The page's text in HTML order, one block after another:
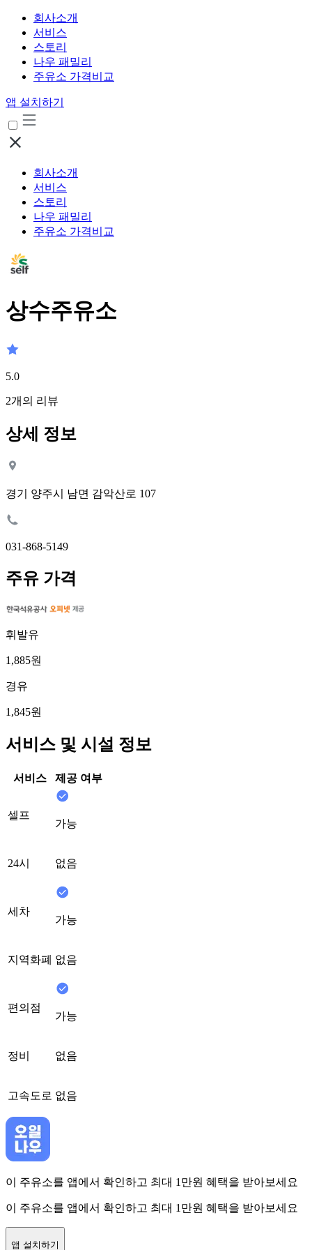
회사소개
서비스
스토리
나우 패밀리
주유소 가격비교
앱 설치하기
회사소개
서비스
스토리
나우 패밀리
주유소 가격비교
상수주유소
5.0
2개의 리뷰
상세 정보
경기 양주시 남면 감악산로 107
031-868-5149
주유 가격
휘발유
1,885원
경유
1,845원
서비스 및 시설 정보
서비스 제공 여부
셀프
가능
24시 없음
세차
가능
지역화폐 없음
편의점
가능
정비 없음
고속도로 없음
이 주유소를 앱에서 확인하고 최대 1만원 혜택을 받아보세요
이 주유소를 앱에서 확인하고 최대 1만원 혜택을 받아보세요
앱 설치하기